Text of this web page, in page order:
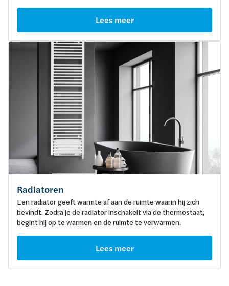
Lees meer
Radiatoren
Een radiator geeft warmte af aan de ruimte waarin hij zich
bevindt. Zodra je de radiator inschakelt via de thermostaat,
begint hij op te warmen en de ruimte te verwarmen.
Lees meer